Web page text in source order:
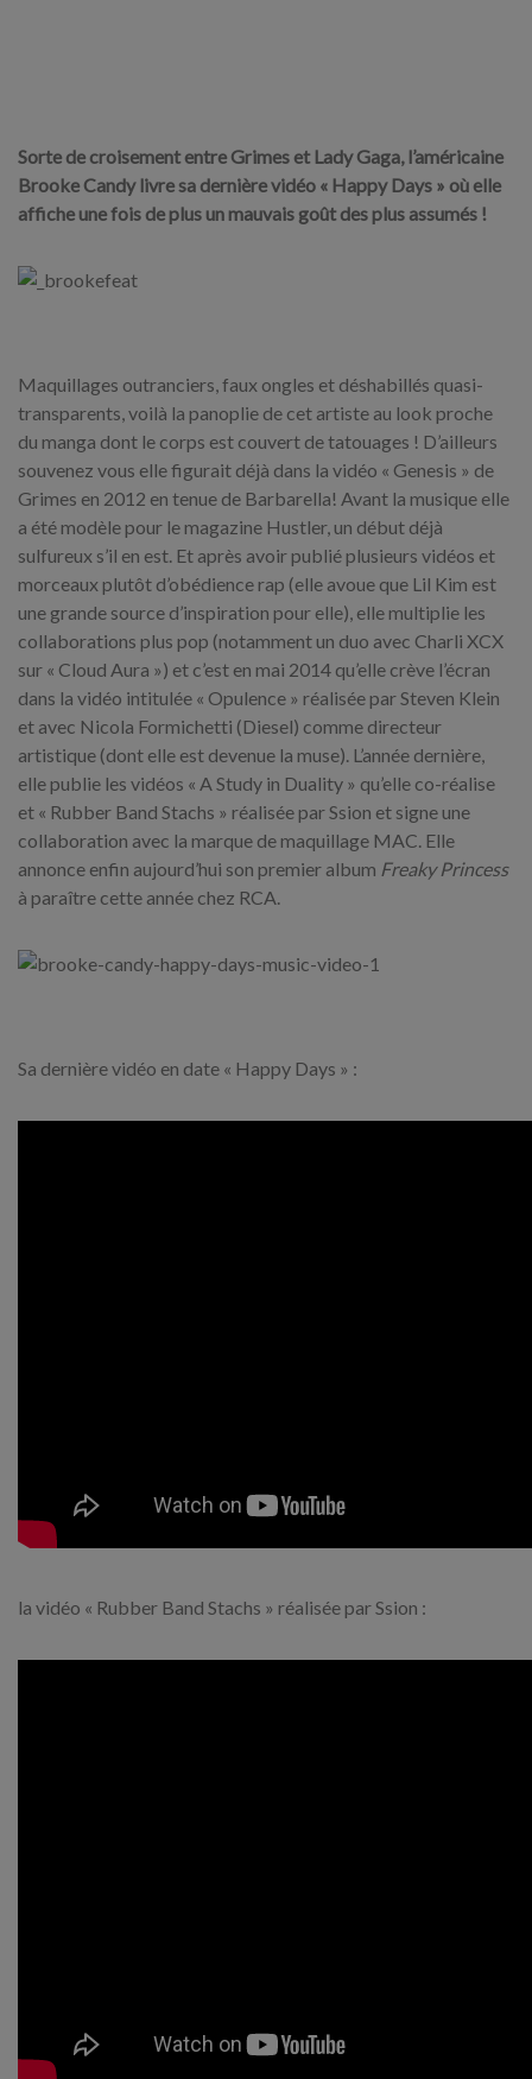
Sorte de croisement entre Grimes et Lady Gaga, l’américaine
Brooke Candy livre sa dernière vidéo « Happy Days » où elle
affiche une fois de plus un mauvais goût des plus assumés !
Maquillages outranciers, faux ongles et déshabillés quasi-
transparents, voilà la panoplie de cet artiste au look proche
du manga dont le corps est couvert de tatouages ! D’ailleurs
souvenez vous elle figurait déjà dans la vidéo « Genesis » de
Grimes en 2012 en tenue de Barbarella! Avant la musique elle
a été modèle pour le magazine Hustler, un début déjà
sulfureux s’il en est. Et après avoir publié plusieurs vidéos et
morceaux plutôt d’obédience rap (elle avoue que Lil Kim est
une grande source d’inspiration pour elle), elle multiplie les
collaborations plus pop (notamment un duo avec Charli XCX
sur « Cloud Aura ») et c’est en mai 2014 qu’elle crève l’écran
dans la vidéo intitulée « Opulence » réalisée par Steven Klein
et avec Nicola Formichetti (Diesel) comme directeur
artistique (dont elle est devenue la muse). L’année dernière,
elle publie les vidéos « A Study in Duality » qu’elle co-réalise
et « Rubber Band Stachs » réalisée par Ssion et signe une
collaboration avec la marque de maquillage MAC. Elle
annonce enfin aujourd’hui son premier album Freaky Princess
à paraître cette année chez RCA.
Sa dernière vidéo en date « Happy Days » :
la vidéo « Rubber Band Stachs » réalisée par Ssion :